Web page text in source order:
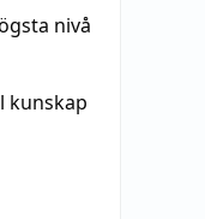
nivå
kunskap